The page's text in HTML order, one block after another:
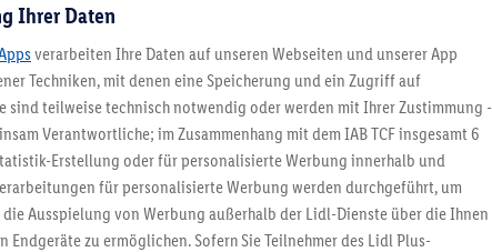
5.95 € Versand sparen³²ᵃ
Jetzt zum Newsletter anmelden
Ihrer Daten
verarbeiten Ihre Daten auf unseren Webseiten und unserer App
Techniken, mit denen eine Speicherung und ein Zugriff auf
teilweise technisch notwendig oder werden mit Ihrer Zustimmung -
Verantwortliche; im Zusammenhang mit dem IAB TCF insgesamt 6
Erstellung oder für personalisierte Werbung innerhalb und
für personalisierte Werbung werden durchgeführt, um
Ausspielung von Werbung außerhalb der Lidl-Dienste über die Ihnen
zu ermöglichen. Sofern Sie Teilnehmer des Lidl Plus-